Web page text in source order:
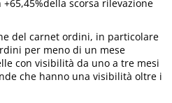
scorsa rilevazione
del carnet ordini, in particolare
per meno di un mese
con visibilità da uno a tre mesi
che hanno una visibilità oltre i